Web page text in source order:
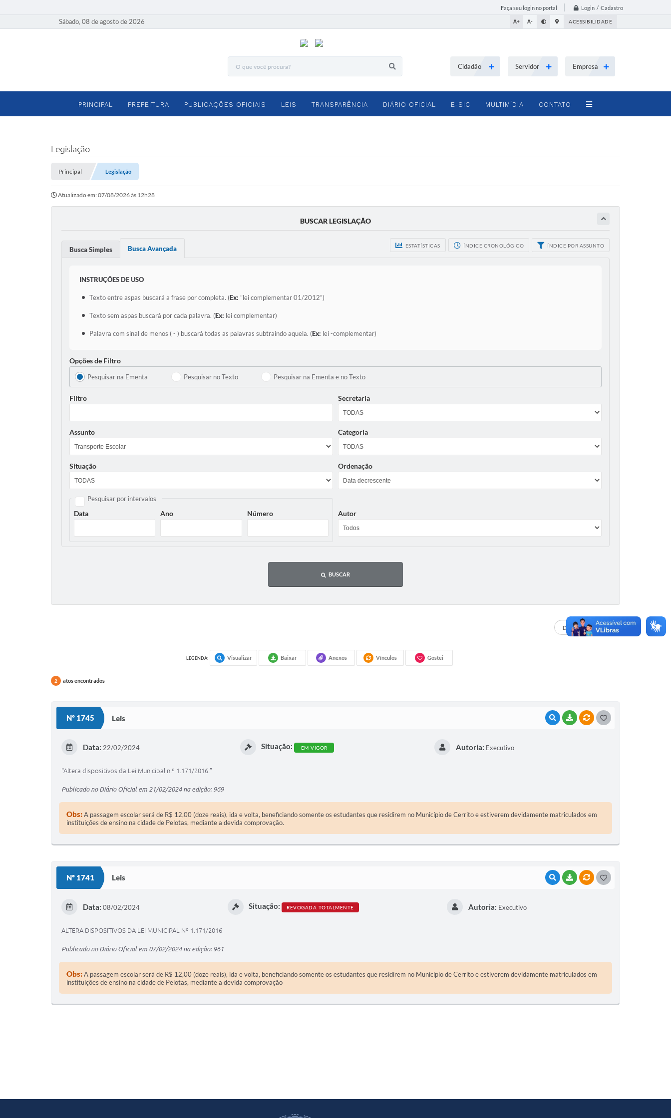
Faça seu login no portal Login / Cadastro
Sábado, 08 de agosto de 2026 A+ A- ACESSIBILIDADE
Cidadão Servidor Empresa
PRINCIPAL PREFEITURA PUBLICAÇÕES OFICIAIS LEIS TRANSPARÊNCIA DIÁRIO OFICIAL E-SIC MULTIMÍDIA CONTATO
Legislação
Principal Legislação
Atualizado em: 07/08/2026 às 12h28
BUSCAR LEGISLAÇÃO
ESTATÍSTICAS ÍNDICE CRONOLÓGICO ÍNDICE POR ASSUNTO
Busca Simples Busca Avançada
INSTRUÇÕES DE USO
Texto entre aspas buscará a frase por completa. (Ex: "lei complementar 01/2012”)
Texto sem aspas buscará por cada palavra. (Ex: lei complementar)
Palavra com sinal de menos ( - ) buscará todas as palavras subtraindo aquela. (Ex: lei -complementar)
Opções de Filtro
Pesquisar na Ementa Pesquisar no Texto Pesquisar na Ementa e no Texto
Filtro Secretaria
Assunto Categoria
Situação Ordenação
Pesquisar por intervalos
Data Ano Número Autor
BUSCAR
DADOS ABERTOS
LEGENDA: Visualizar Baixar Anexos Vínculos Gostei
2 atos encontrados
Nº 1745 Leis VISUALIZAR
BAIXARVÍNCULOS
Data: 22/02/2024 Situação: EM VIGOR Autoria: Executivo
“Altera dispositivos da Lei Municipal n.º 1.171/2016.”
Publicado no Diário Oficial em 21/02/2024 na edição: 969
Obs:A passagem escolar será de R$ 12,00 (doze reais), ida e volta, beneficiando somente os estudantes que residirem no Município de Cerrito e estiverem devidamente matriculados em
instituições de ensino na cidade de Pelotas, mediante a devida comprovação.
Nº 1741 Leis VISUALIZAR
BAIXARVÍNCULOS
Data: 08/02/2024 Situação: REVOGADA TOTALMENTE Autoria: Executivo
ALTERA DISPOSITIVOS DA LEI MUNICIPAL Nº 1.171/2016
Publicado no Diário Oficial em 07/02/2024 na edição: 961
Obs:A passagem escolar será de R$ 12,00 (doze reais), ida e volta, beneficiando somente os estudantes que residirem no Município de Cerrito e estiverem devidamente matriculados em
instituições de ensino na cidade de Pelotas, mediante a devida comprovação